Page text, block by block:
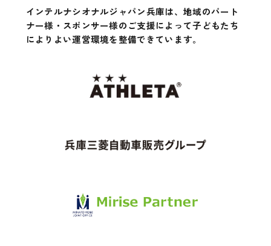
インテルナシオナルジャパン兵庫は、地域のパート
ナー様・スポンサー様のご支援によって子どもたち
によりよい運営環境を整備できています。